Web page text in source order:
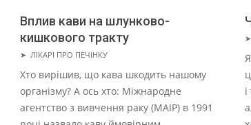
Вплив кави на шлунково-
кишкового тракту
2021-
07-
07
➤ ЛІКАРІ ПРО ПЕЧІНКУ
Хто вирішив, що кава шкодить нашому
організму? А ось хто: Міжнародне
агентство з вивчення раку (МАІР) в 1991
➤